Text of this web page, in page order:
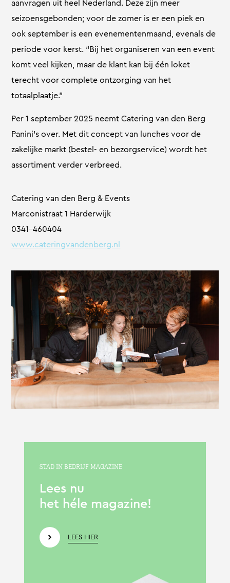
aanvragen uit heel Nederland. Deze zijn meer
seizoensgebonden; voor de zomer is er een piek en
ook september is een evenementenmaand, evenals de
periode voor kerst. “Bij het organiseren van een event
komt veel kijken, maar de klant kan bij één loket
terecht voor complete ontzorging van het
totaalplaatje.”
Per 1 september 2025 neemt Catering van den Berg
Panini’s over. Met dit concept van lunches voor de
zakelijke markt (bestel- en bezorgservice) wordt het
assortiment verder verbreed.
Catering van den Berg & Events
Marconistraat 1 Harderwijk
0341-460404
www.cateringvandenberg.nl
STAD IN BEDRIJF MAGAZINE
Lees nu
het héle magazine!
LEES HIER